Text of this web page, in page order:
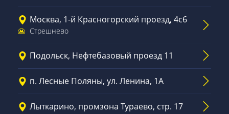
Москва, 1-й Красногорский проезд, 4с6
Стрешнево
Подольск, Нефтебазовый проезд 11
п. Лесные Поляны, ул. Ленина, 1А
Лыткарино, промзона Тураево, стр. 17